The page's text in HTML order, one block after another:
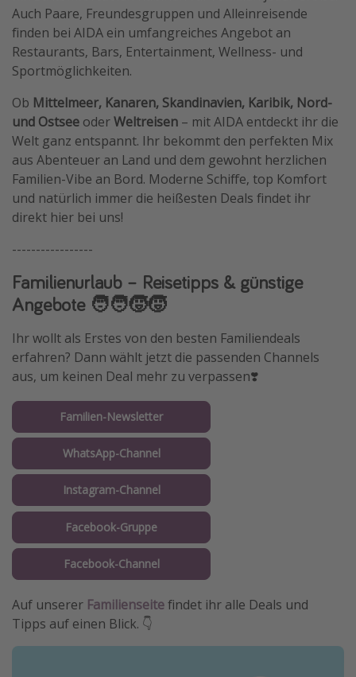
Auch Paare, Freundesgruppen und Alleinreisende
finden bei AIDA ein umfangreiches Angebot an
Restaurants, Bars, Entertainment, Wellness- und
Sportmöglichkeiten.
Ob Mittelmeer, Kanaren, Skandinavien, Karibik, Nord-
und Ostsee oderWeltreisen – mit AIDA entdeckt ihr die
Welt ganz entspannt. Ihr bekommt den perfekten Mix
aus Abenteuer an Land und dem gewohnt herzlichen
Familien-Vibe an Bord. Moderne Schiffe, top Komfort
und natürlich immer die heißesten Deals findet ihr
direkt hier bei uns!
-----------------
Familienurlaub – Reisetipps & günstige
Angebote 🧑‍🧑‍🧒‍🧒
Ihr wollt als Erstes von den besten Familiendeals
erfahren? Dann wählt jetzt die passenden Channels
aus, um keinen Deal mehr zu verpassen❣️
Familien-Newsletter
WhatsApp-Channel
Instagram-Channel
Facebook-Gruppe
Facebook-Channel
Auf unserer Familienseitefindet ihr alle Deals und
Tipps auf einen Blick. 👇